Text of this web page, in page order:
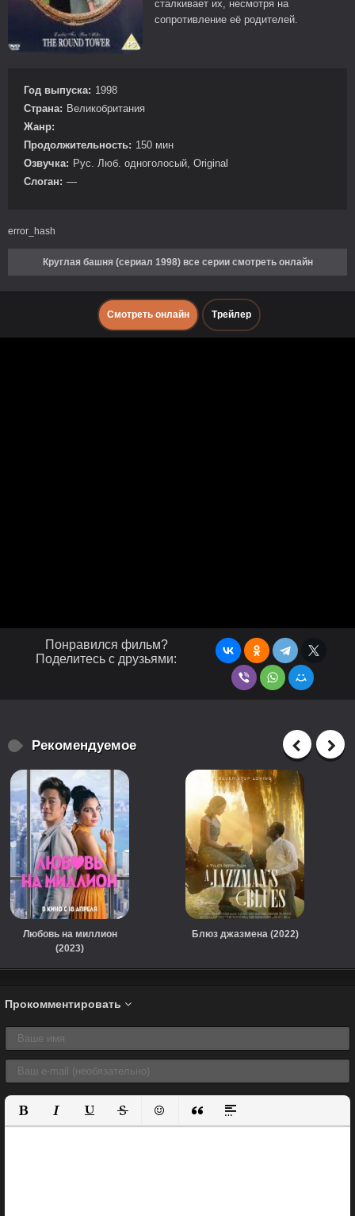
сталкивает их, несмотря на
сопротивление её родителей.
Год выпуска: 1998
Страна: Великобритания
Жанр:
Продолжительность: 150 мин
Озвучка: Рус. Люб. одноголосый, Original
Слоган: —
error_hash
Круглая башня (сериал 1998) все серии смотреть онлайн
Смотреть онлайн Трейлер
Понравился фильм?
Поделитесь с друзьями:
Рекомендуемое
Любовь на миллион
(2023)
Блюз джазмена (2022)
Прокомментировать
Полужирный
КурсивПодчеркнутый
ЗачеркнутыйВставить смайлик
Вставка цитаты
Вставка спойлера